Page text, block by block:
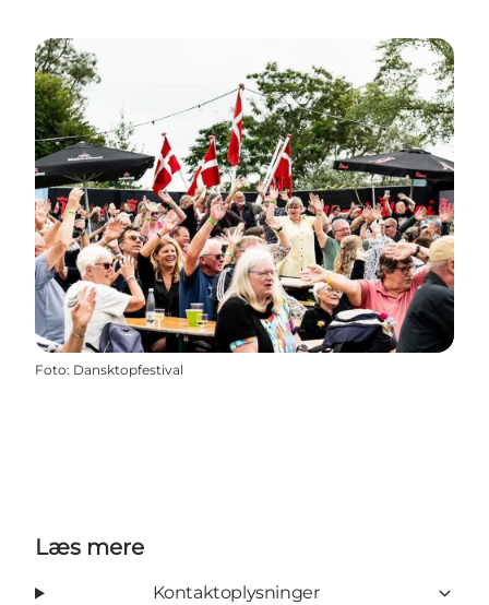
Foto: Dansktopfestival
Læs mere
Kontaktoplysninger